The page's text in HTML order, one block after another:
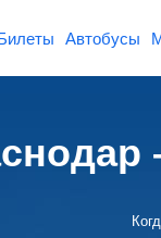
Автобусы